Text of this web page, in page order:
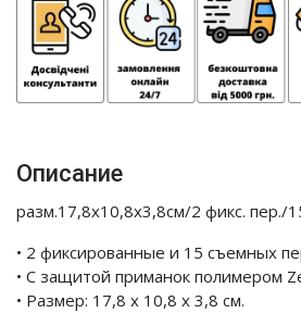
Описание
разм.17,8х10,8х3,8см/2 фикс. пер./
• 2 фиксированные и 15 съемных
• С защитой приманок полимером
• Размер: 17,8 х 10,8 х 3,8 см.